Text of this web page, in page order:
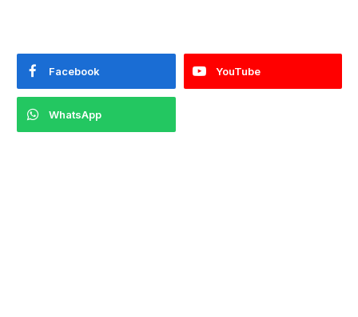
Facebook YouTube
WhatsApp